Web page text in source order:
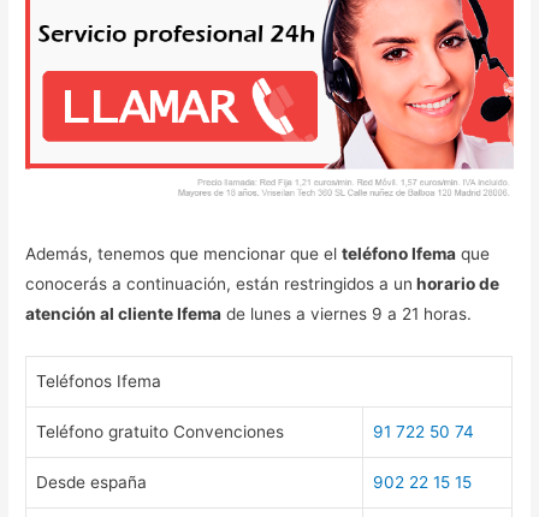
Además, tenemos que mencionar que elteléfono Ifema que
conocerás a continuación, están restringidos a un horario de
atención al cliente Ifema de lunes a viernes 9 a 21 horas.
Teléfonos Ifema
Teléfono gratuito Convenciones 91 722 50 74
Desde españa 902 22 15 15